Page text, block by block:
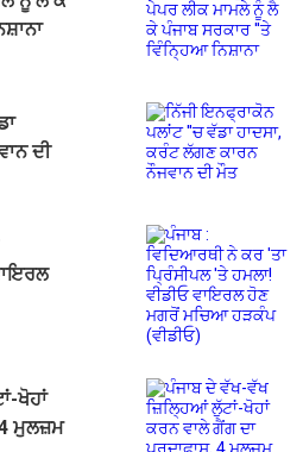
ਦੀ
ਖੋਹਾਂ
ਮੁਲਜ਼ਮ